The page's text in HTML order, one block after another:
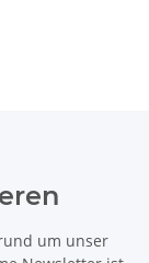
um unser